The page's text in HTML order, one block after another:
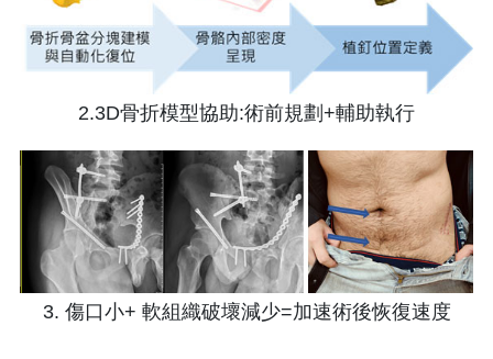
2.3D骨折模型協助:術前規劃+輔助執行
3. 傷口小+ 軟組織破壞減少=加速術後恢復速度